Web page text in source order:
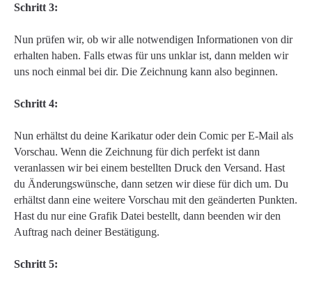
Schritt 3:
Nun prüfen wir, ob wir alle notwendigen Informationen von dir
erhalten haben. Falls etwas für uns unklar ist, dann melden wir
uns noch einmal bei dir. Die Zeichnung kann also beginnen.
Schritt 4:
Nun erhältst du deine Karikatur oder dein Comic per E-Mail als
Vorschau. Wenn die Zeichnung für dich perfekt ist dann
veranlassen wir bei einem bestellten Druck den Versand. Hast
du Änderungswünsche, dann setzen wir diese für dich um. Du
erhältst dann eine weitere Vorschau mit den geänderten Punkten.
Hast du nur eine Grafik Datei bestellt, dann beenden wir den
Auftrag nach deiner Bestätigung.
Schritt 5: